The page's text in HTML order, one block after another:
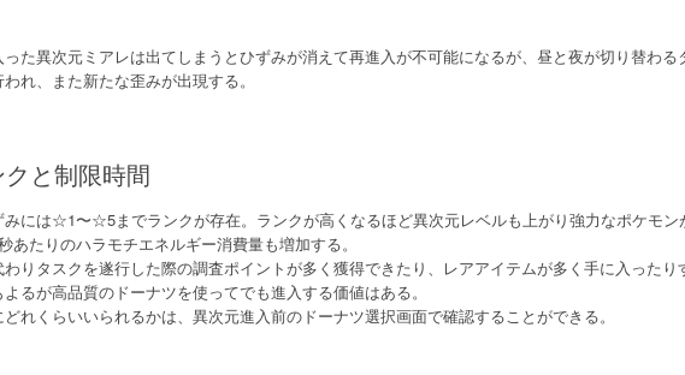
った異次元ミアレは出てしまうとひずみが消えて再進入が不可能になるが、昼と夜が切り替わ
われ、また新たな歪みが出現する。
クと制限時間
みには☆1〜☆5までランクが存在。ランクが高くなるほど異次元レベルも上がり強力なポケモン
あたりのハラモチエネルギー消費量も増加する。
わりタスクを遂行した際の調査ポイントが多く獲得できたり、レアアイテムが多く手に入ったり
るが高品質のドーナツを使ってでも進入する価値はある。
れくらいいられるかは、異次元進入前のドーナツ選択画面で確認することができる。